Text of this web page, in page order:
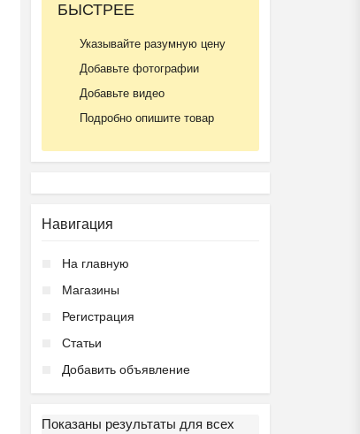
БЫСТРЕЕ
Указывайте разумную цену
Добавьте фотографии
Добавьте видео
Подробно опишите товар
Навигация
На главную
Магазины
Регистрация
Статьи
Добавить объявление
Показаны результаты для всех